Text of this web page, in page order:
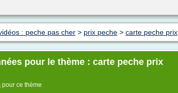
: peche pas cher > prix peche > carte peche prix
pour le thème : carte peche prix
pour ce thème